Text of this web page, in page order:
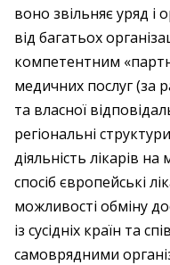
воно звільняє уряд і
від багатьох
компетентним
медичних послуг (за
та власної
регіональні
діяльність лікарів
спосіб європейські
можливості обміну
із сусідніх країн та
самоврядними